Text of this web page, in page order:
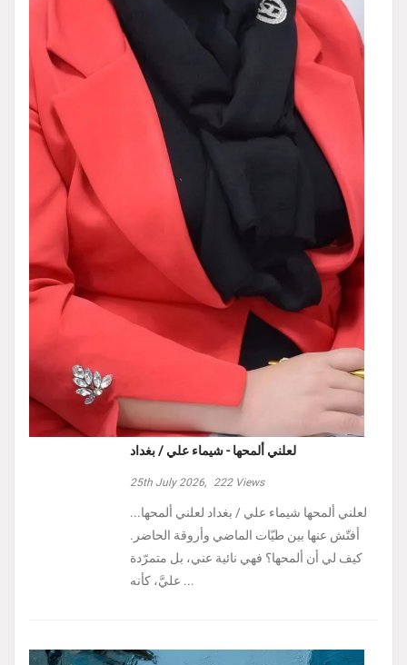
لعلني ألمحها - شيماء علي / بغداد
25th July 2026, 222Views
لعلني ألمحها شيماء علي / بغداد لعلني ألمحها...
أفتّش عنها بين طيّات الماضي وأروقة الحاضر.
كيف لي أن ألمحها؟ فهي نائية عني، بل متمرّدة
عليَّ، كأنه ...